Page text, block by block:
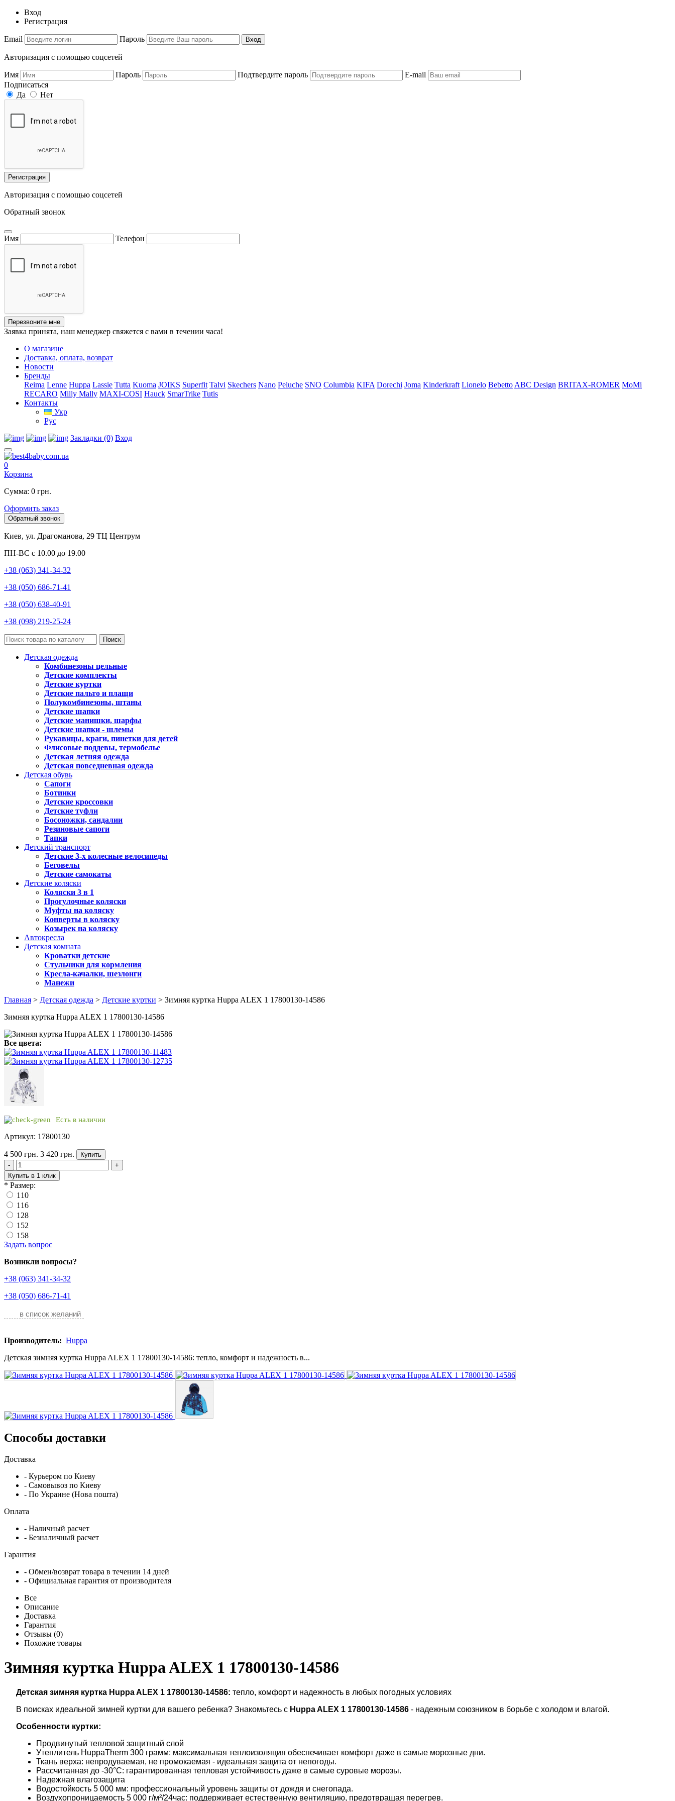
Вход
Регистрация
Email Пароль Вход
Авторизация с помощью соцсетей
Имя Пароль Подтвердите пароль
E-mail
Подписаться
Да
Нет
Регистрация
Авторизация с помощью соцсетей
Обратный звонок
Имя Телефон
Перезвоните мне
Заявка принята, наш менеджер свяжется с вами в течении часа!
О магазине
Доставка, оплата, возврат
Новости
Бренды
Reima Lenne Huppa Lassie Tutta Kuoma JOIKS Superfit Talvi Skechers Nano Peluche SNO Columbia KIFA Dorechi Joma Kinderkraft Lionelo Bebetto ABC Design BRITAX-ROMER MoMi
RECARO Milly Mally MAXI-COSI Hauck SmarTrike Tutis
Контакты
Укр
Рус
Закладки (0) Вход
0
Корзина
Сумма: 0 грн.
Оформить заказ
Обратный звонок
Киев, ул. Драгоманова, 29 ТЦ Центрум
ПН-ВС с 10.00 до 19.00
+38 (063) 341-34-32
+38 (050) 686-71-41
+38 (050) 638-40-91
+38 (098) 219-25-24
Поиск
Детская одежда
Комбинезоны цельные
Детские комплекты
Детские куртки
Детские пальто и плащи
Полукомбинезоны, штаны
Детские шапки
Детские манишки, шарфы
Детские шапки - шлемы
Рукавицы, краги, пинетки для детей
Флисовые поддевы, термобелье
Детская летняя одежда
Детская повседневная одежда
Детская обувь
Сапоги
Ботинки
Детские кроссовки
Детские туфли
Босоножки, сандалии
Резиновые сапоги
Тапки
Детский транспорт
Детские 3-х колесные велосипеды
Беговелы
Детские самокаты
Детские коляски
Коляски 3 в 1
Прогулочные коляски
Муфты на коляску
Конверты в коляску
Козырек на коляску
Автокресла
Детская комната
Кроватки детские
Стульчики для кормления
Кресла-качалки, шезлонги
Манежи
Главная > Детская одежда > Детские куртки > Зимняя куртка Huppa ALEX 1 17800130-14586
Зимняя куртка Huppa ALEX 1 17800130-14586
Все цвета:
Есть в наличии
Артикул: 17800130
4 500 грн. 3 420 грн.
Купить
-
+
Купить в 1 клик
* Размер:
110
116
128
152
158
Задать вопрос
Возникли вопросы?
+38 (063) 341-34-32
+38 (050) 686-71-41
в список желаний
Производитель: Huppa
Детская зимняя куртка Huppa ALEX 1 17800130-14586: тепло, комфорт и надежность в...
Способы доставки
Доставка
- Курьером по Киеву
- Самовывоз по Киеву
- По Украине (Нова пошта)
Оплата
- Наличный расчет
- Безналичный расчет
Гарантия
- Обмен/возврат товара в течении 14 дней
- Официальная гарантия от производителя
Все
Описание
Доставка
Гарантия
Отзывы (0)
Похожие товары
Зимняя куртка Huppa ALEX 1 17800130-14586
Детская зимняя куртка Huppa ALEX 1 17800130-14586: тепло, комфорт и надежность в любых погодных условиях
В поисках идеальной зимней куртки для вашего ребенка? Знакомьтесь с Huppa ALEX 1 17800130-14586 - надежным союзником в борьбе с холодом и влагой.
Особенности куртки:
Продвинутый тепловой защитный слой
Утеплитель HuppaTherm 300 грамм: максимальная теплоизоляция обеспечивает комфорт даже в самые морозные дни.
Ткань верха: непродуваемая, не промокаемая - идеальная защита от непогоды.
Рассчитанная до -30°C: гарантированная тепловая устойчивость даже в самые суровые морозы.
Надежная влагозащита
Водостойкость 5 000 мм: профессиональный уровень защиты от дождя и снегопада.
Воздухопроницаемость 5 000 г/м²/24час: поддерживает естественную вентиляцию, предотвращая перегрев.